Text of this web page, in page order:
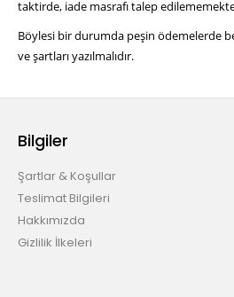
taktirde, iade masrafı talep
Böylesi bir durumda peşin ödemelerde
ve şartları yazılmalıdır.
Bilgiler
Şartlar & Koşullar
Teslimat Bilgileri
Hakkımızda
Gizlilik İlkeleri